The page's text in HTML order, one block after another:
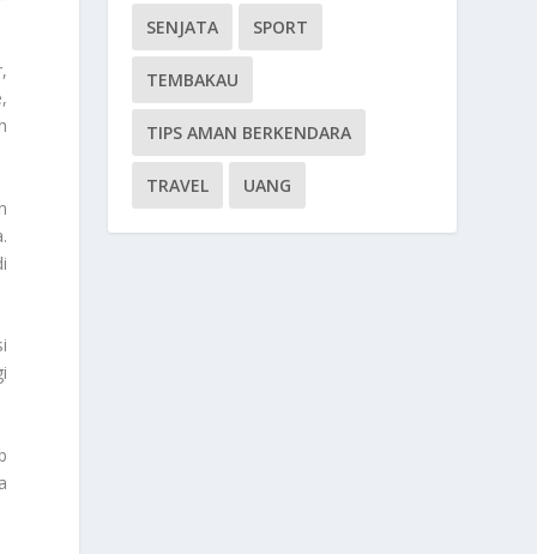
SENJATA SPORT
TEMBAKAU
TIPS AMAN BERKENDARA
TRAVEL UANG